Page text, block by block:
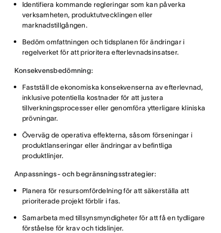
Identifiera kommande regleringar som kan påverka
verksamheten, produktutvecklingen eller
marknadstillgången.
Bedöm omfattningen och tidsplanen för ändringar i
regelverket för att prioritera efterlevnadsinsatser.
Konsekvensbedömning:
Fastställ de ekonomiska konsekvenserna av efterlevnad,
inklusive potentiella kostnader för att justera
tillverkningsprocesser eller genomföra ytterligare kliniska
prövningar.
Överväg de operativa effekterna, såsom förseningar i
produktlanseringar eller ändringar av befintliga
produktlinjer.
Anpassnings- och begränsningsstrategier:
Planera för resursomfördelning för att säkerställa att
prioriterade projekt förblir i fas.
Samarbeta med tillsynsmyndigheter för att få en tydligare
förståelse för krav och tidslinjer.